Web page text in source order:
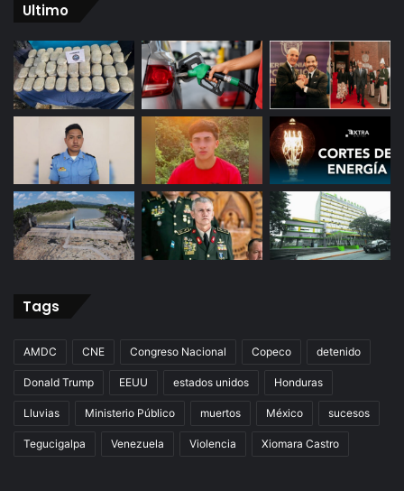
Ultimo
Tags
AMDC CNE Congreso Nacional Copeco detenido
Donald Trump EEUU estados unidos Honduras
Lluvias Ministerio Público muertos México sucesos
Tegucigalpa Venezuela Violencia Xiomara Castro